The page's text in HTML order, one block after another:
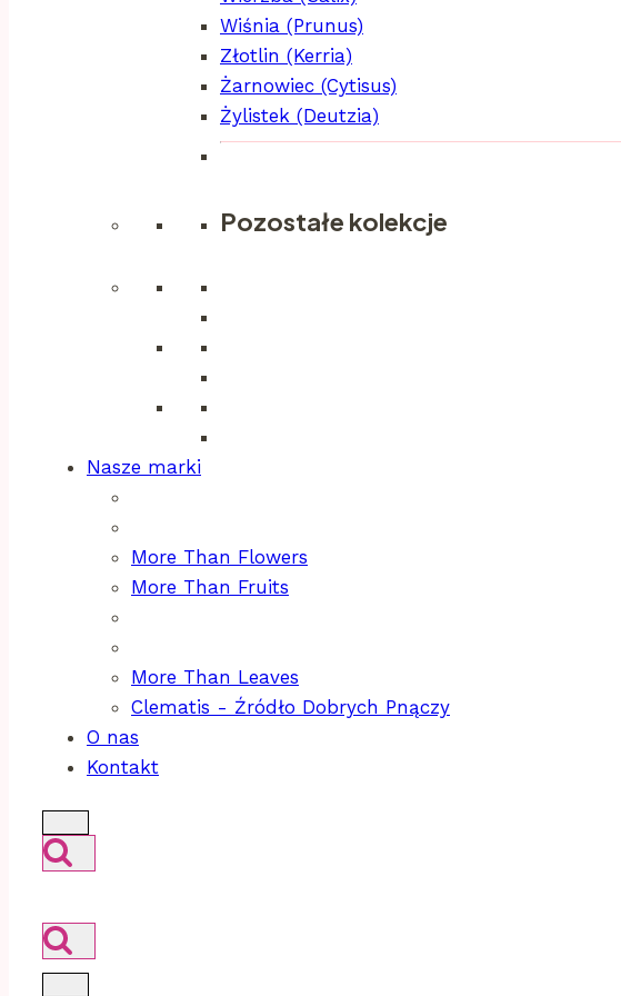
Wiśnia (Prunus)
Złotlin (Kerria)
Żarnowiec (Cytisus)
Żylistek (Deutzia)
Pozostałe kolekcje
Nasze marki
More Than Flowers
More Than Fruits
More Than Leaves
Clematis - Źródło Dobrych Pnączy
O nas
Kontakt